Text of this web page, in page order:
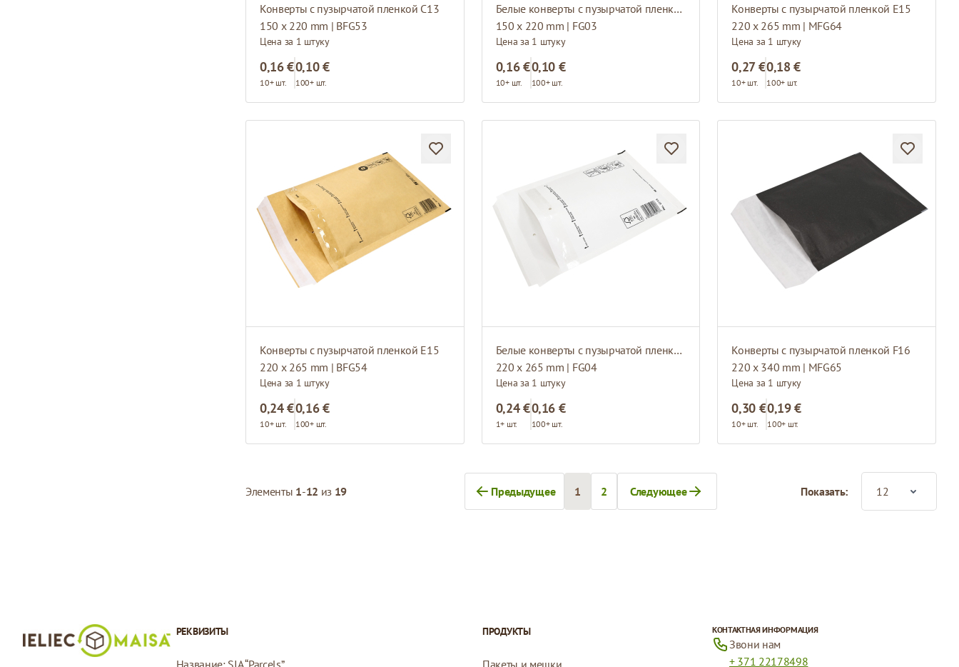
Конверты с пузырчатой пленкой C13
150 x 220 mm | BFG53
Цена за 1 штуку
0,16 €
10+ шт.
0,10 €
100+ шт.
Белые конверты с пузырчатой пленкой C13
150 x 220 mm | FG03
Цена за 1 штуку
0,16 €
10+ шт.
0,10 €
100+ шт.
Конверты с пузырчатой пленкой E15
220 x 265 mm | MFG64
Цена за 1 штуку
0,27 €
10+ шт.
0,18 €
100+ шт.
Конверты с пузырчатой пленкой E15
220 x 265 mm | BFG54
Цена за 1 штуку
0,24 €
10+ шт.
0,16 €
100+ шт.
Белые конверты с пузырчатой пленкой E15
220 x 265 mm | FG04
Цена за 1 штуку
0,24 €
1+ шт.
0,16 €
100+ шт.
Конверты с пузырчатой пленкой F16
220 x 340 mm | MFG65
Цена за 1 штуку
0,30 €
10+ шт.
0,19 €
100+ шт.
Элементы 1-12 из 19 Предыдущее
Вы сейчас читаете страницу
1
Страница
2 Следующее Показать:
РЕКВИЗИТЫ
Название: SIA “Parcels”
ПРОДУКТЫ
Пакеты и мешки
КОНТАКТНАЯ ИНФОРМАЦИЯ
Звони нам
+ 371 22178498